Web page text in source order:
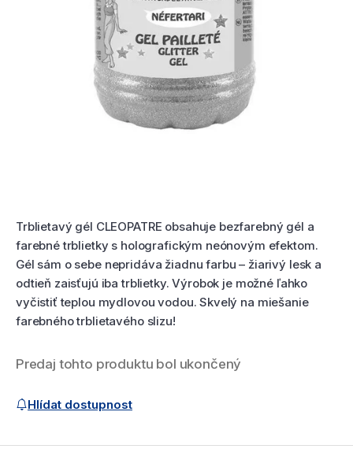
Trblietavý gél CLEOPATRE obsahuje bezfarebný gél a
farebné trblietky s holografickým neónovým efektom.
Gél sám o sebe nepridáva žiadnu farbu – žiarivý lesk a
odtieň zaisťujú iba trblietky. Výrobok je možné ľahko
vyčistiť teplou mydlovou vodou. Skvelý na miešanie
farebného trblietavého slizu!
Predaj tohto produktu bol ukončený
Hlídat dostupnost